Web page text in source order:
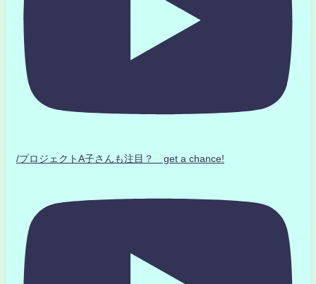
/プロジェクトA子さんも注目？ get a chance!